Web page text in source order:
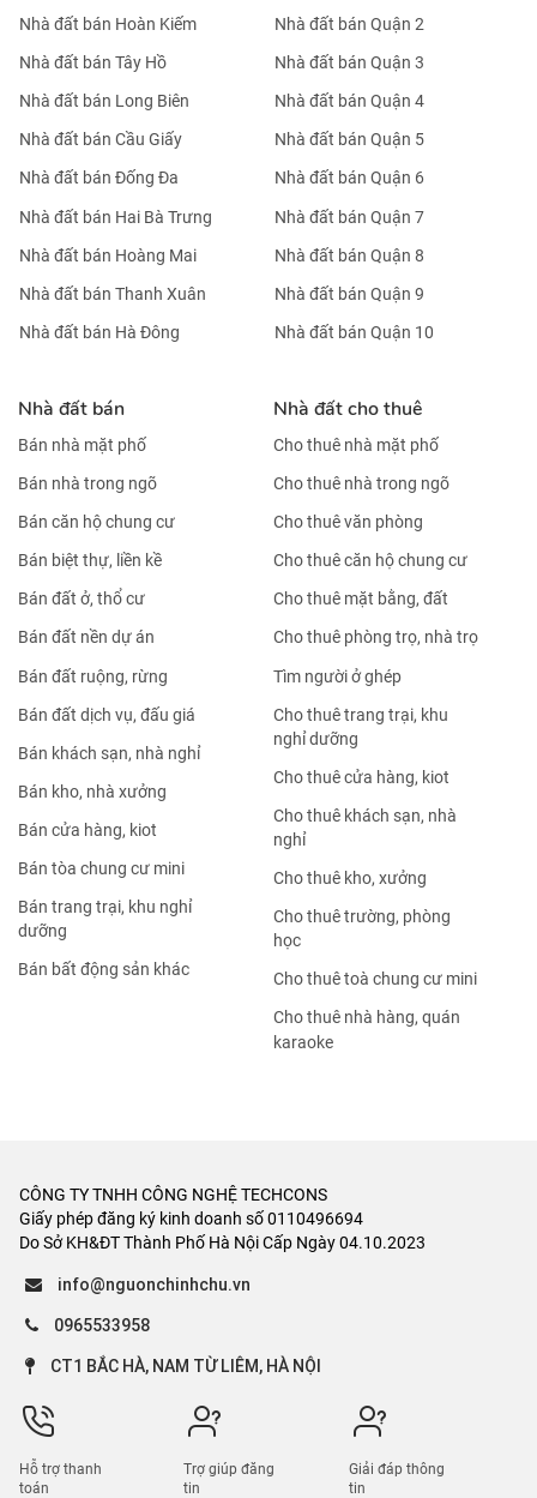
Nhà đất bán Hoàn Kiếm
Nhà đất bán Tây Hồ
Nhà đất bán Long Biên
Nhà đất bán Cầu Giấy
Nhà đất bán Đống Đa
Nhà đất bán Hai Bà Trưng
Nhà đất bán Hoàng Mai
Nhà đất bán Thanh Xuân
Nhà đất bán Hà Đông
Nhà đất bán Quận 2
Nhà đất bán Quận 3
Nhà đất bán Quận 4
Nhà đất bán Quận 5
Nhà đất bán Quận 6
Nhà đất bán Quận 7
Nhà đất bán Quận 8
Nhà đất bán Quận 9
Nhà đất bán Quận 10
Nhà đất bán
Bán nhà mặt phố
Bán nhà trong ngõ
Bán căn hộ chung cư
Bán biệt thự, liền kề
Bán đất ở, thổ cư
Bán đất nền dự án
Bán đất ruộng, rừng
Bán đất dịch vụ, đấu giá
Bán khách sạn, nhà nghỉ
Bán kho, nhà xưởng
Bán cửa hàng, kiot
Bán tòa chung cư mini
Bán trang trại, khu nghỉ
dưỡng
Bán bất động sản khác
Nhà đất cho thuê
Cho thuê nhà mặt phố
Cho thuê nhà trong ngõ
Cho thuê văn phòng
Cho thuê căn hộ chung cư
Cho thuê mặt bằng, đất
Cho thuê phòng trọ, nhà trọ
Tìm người ở ghép
Cho thuê trang trại, khu
nghỉ dưỡng
Cho thuê cửa hàng, kiot
Cho thuê khách sạn, nhà
nghỉ
Cho thuê kho, xưởng
Cho thuê trường, phòng
học
Cho thuê toà chung cư mini
Cho thuê nhà hàng, quán
karaoke
CÔNG TY TNHH CÔNG NGHỆ TECHCONS
Giấy phép đăng ký kinh doanh số 0110496694
Do Sở KH&ĐT Thành Phố Hà Nội Cấp Ngày 04.10.2023
info@nguonchinhchu.vn
0965533958
CT1 BẮC HÀ, NAM TỪ LIÊM, HÀ NỘI
Hỗ trợ thanh
toán
Trợ giúp đăng
tin
Giải đáp thông
tin